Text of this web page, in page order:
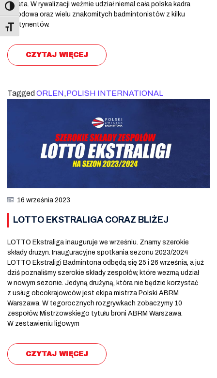
Toggle Font size
świata. W rywalizacji weźmie udział niemal cała polska kadra
narodowa oraz wielu znakomitych badmintonistów z kilku
kontynentów.
CZYTAJ WIĘCEJ
Tagged ORLEN,POLISH INTERNATIONAL
16 września 2023
LOTTO EKSTRALIGA CORAZ BLIŻEJ
LOTTO Ekstraliga inauguruje we wrześniu. Znamy szerokie
składy drużyn. Inauguracyjne spotkania sezonu 2023/2024
LOTTO Ekstraligi Badmintona odbędą się 25 i 26 września, a już
dziś poznaliśmy szerokie składy zespołów, które wezmą udział
w nowym sezonie. Jedyną drużyną, która nie będzie korzystać
z usług obcokrajowców jest ekipa mistrza Polski ABRM
Warszawa. W tegorocznych rozgrywkach zobaczymy 10
zespołów. Mistrzowskiego tytułu broni ABRM Warszawa.
W zestawieniu ligowym
CZYTAJ WIĘCEJ